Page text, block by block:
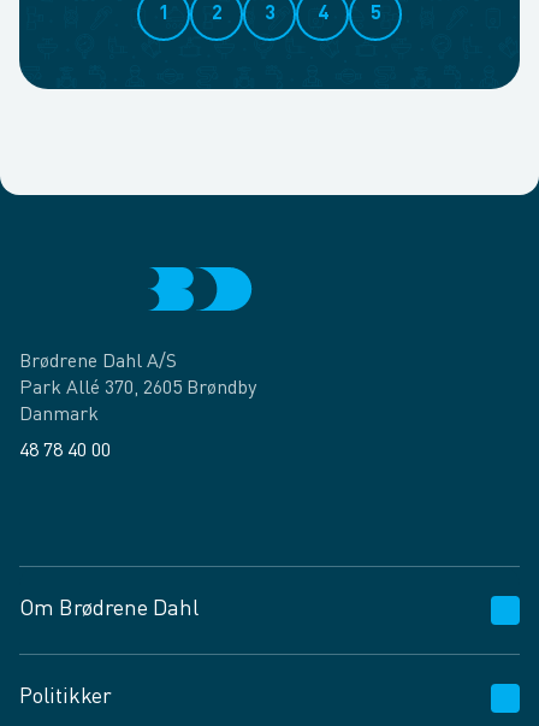
1 2 3 4 5
Brødrene Dahl A/S
Park Allé 370, 2605 Brøndby
Danmark
48 78 40 00
Om Brødrene Dahl
Vagttelefon 30 10 89 89
Politikker